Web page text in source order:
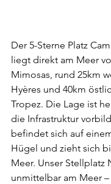
Der 5-Sterne Platz
liegt direkt am Meer
Mimosas, rund 25km
Hyères und 40km
Tropez. Die Lage ist
die Infrastruktur
befindet sich auf
Hügel und zieht sich
Meer. Unser Stellplatz
unmittelbar am Meer